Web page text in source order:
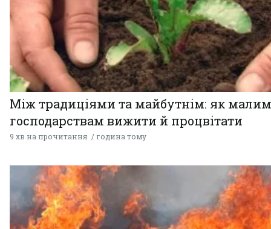
Між традиціями та майбутнім: як малим
господарствам вижити й процвітати
9 хв на прочитання година тому